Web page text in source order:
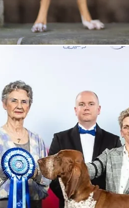
demo’s verzorgen